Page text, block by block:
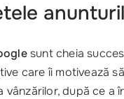
sunt cheia
care îi motivează
după ce a